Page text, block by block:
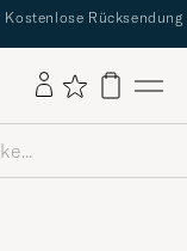
Kostenlose Rücksendung